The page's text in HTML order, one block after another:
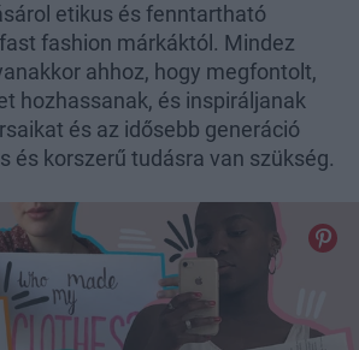
etikus és fenntartható
fashion márkáktól. Mindez
ahhoz, hogy megfontolt,
hozhassanak, és inspiráljanak
és az idősebb generáció
és korszerű tudásra van szükség.